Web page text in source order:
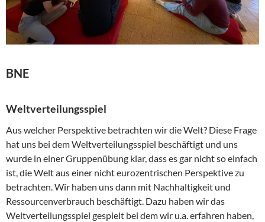
BNE
Weltverteilungsspiel
Aus welcher Perspektive betrachten wir die Welt? Diese Frage
hat uns bei dem Weltverteilungsspiel beschäftigt und uns
wurde in einer Gruppenübung klar, dass es gar nicht so einfach
ist, die Welt aus einer nicht eurozentrischen Perspektive zu
betrachten. Wir haben uns dann mit Nachhaltigkeit und
Ressourcenverbrauch beschäftigt. Dazu haben wir das
Weltverteilungsspiel gespielt bei dem wir u.a. erfahren haben,